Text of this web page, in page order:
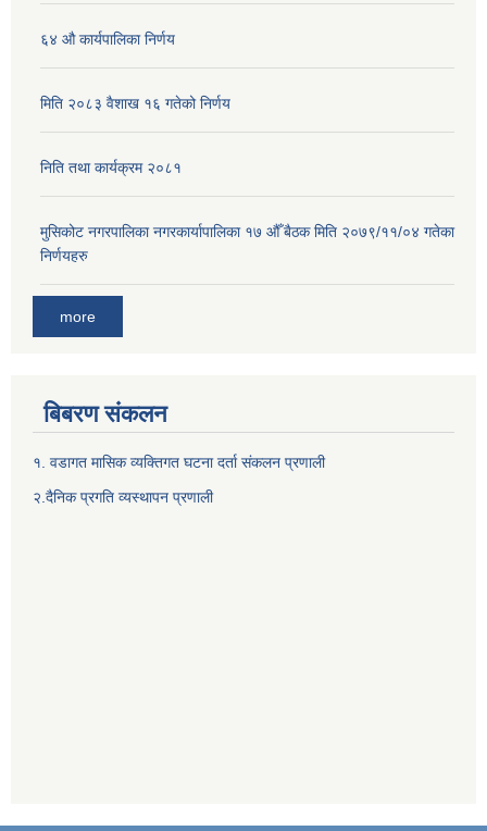
६४ औ कार्यपालिका निर्णय
मिति २०८३ वैशाख १६ गतेको निर्णय
निति तथा कार्यक्रम २०८१
मुसिकोट नगरपालिका नगरकार्यापालिका १७ औँ बैठक मिति २०७९/११/०४ गतेका
निर्णयहरु
more
बिबरण संकलन
१. वडागत मासिक व्यक्तिगत घटना दर्ता संकलन प्रणाली
२.दैनिक प्रगति व्यस्थापन प्रणाली